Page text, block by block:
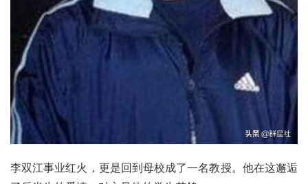
李双江事业红火，更是回到母校成了一名教授。他在这邂逅